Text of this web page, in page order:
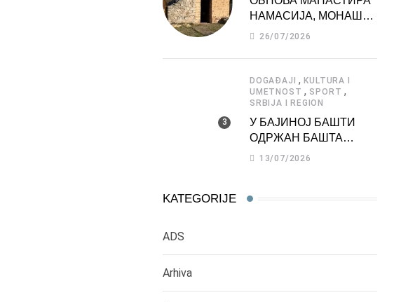
НАМАСИЈА, МОНАШКЕ
ЗАДУЖБИНЕ
26/07/2026
DOGAĐAJI ,KULTURA I
UMETNOST , SPORT ,
SRBIJA I REGION
У БАЈИНОЈ БАШТИ
ОДРЖАН БАШТА
ФЕСТ 2026
13/07/2026
KATEGORIJE
ADS
Arhiva